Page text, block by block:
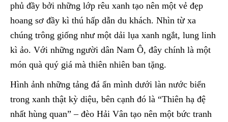
phủ đầy bởi những lớp rêu xanh tạo nên một vẻ đẹp
hoang sơ đầy kì thú hấp dẫn du khách. Nhìn từ xa
chúng trông giống như một dải lụa xanh ngắt, lung linh
kì ảo. Với những người dân Nam Ô, đây chính là một
món quà quý giá mà thiên nhiên ban tặng.
Hình ảnh những tảng đá ẩn mình dưới làn nước biển
trong xanh thật kỳ diệu, bên cạnh đó là “Thiên hạ đệ
nhất hùng quan” – đèo Hải Vân tạo nên một bức tranh